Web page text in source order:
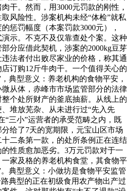
干。然而，用3000元罚款的刚性，
风险性。涉案机构未经“体检”就私
惩罚幅度（本案罚款3000元），
示。不克不及仅靠查处个案。这种
分应借此契机，涉案的2000kg豆芽
法者付出败尽家业的价格，称其通
订购12斤牛肉干。一个值得关心的
典型意义：养老机构的食物平安，
从体，赤峰市市场监管部分的法律
个处所财产的釜底抽薪。从线上的
堆放芜杂、从未进行过“先入先
“三小”运营者的承受范畴之内，既
给了7天的宽期限，元宝山区市场
二条第一款，的处所条例正在连结
性质愈加恶劣。3万元罚款对于一
家及格的养老机构食堂，其食物平
典型意义：小做坊是食物平安监管
典型的正在初级食用农产物出产过